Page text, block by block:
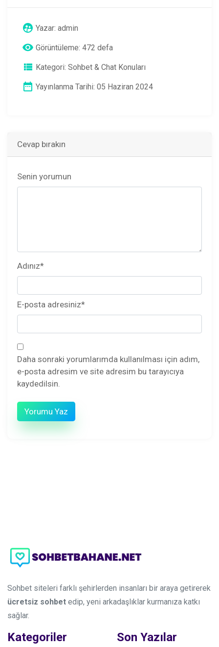
Yazar: admin
Görüntüleme: 472 defa
Kategori: Sohbet & Chat Konuları
Yayınlanma Tarihi: 05 Haziran 2024
Cevap bırakın
Senin yorumun
Adınız*
E-posta adresiniz*
Daha sonraki yorumlarımda kullanılması için adım,
e-posta adresim ve site adresim bu tarayıcıya
kaydedilsin.
Sohbet siteleri farklı şehirlerden insanları bir araya getirerek
ücretsiz sohbet edip, yeni arkadaşlıklar kurmanıza katkı
sağlar.
Kategoriler Son Yazılar